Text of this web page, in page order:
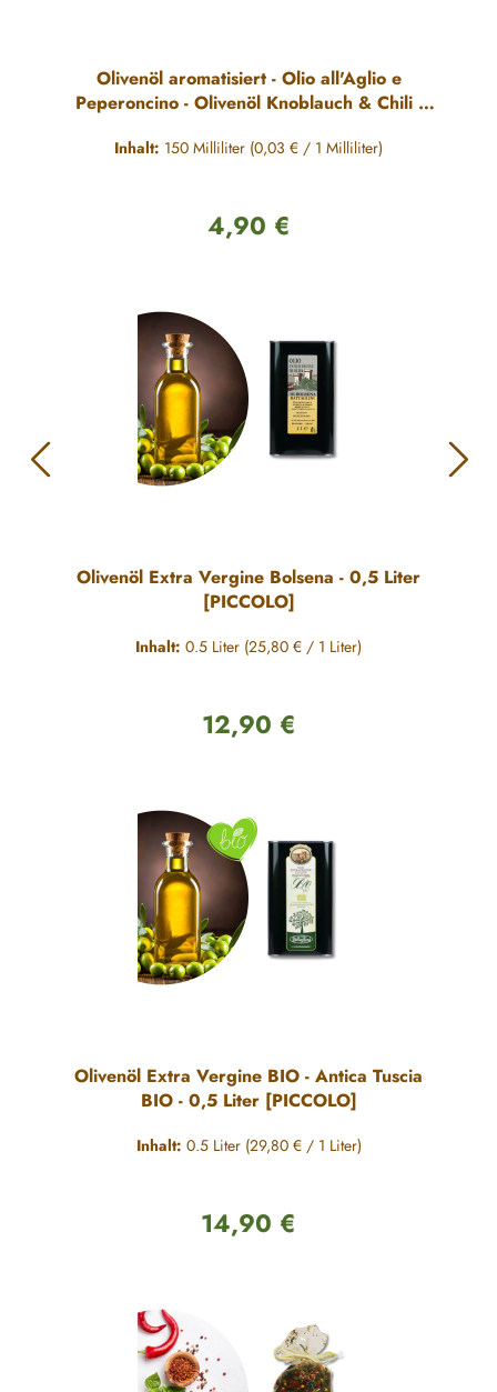
Olivenöl aromatisiert - Olio all'Aglio e
Peperoncino - Olivenöl Knoblauch & Chili -
Inhalt: 150 Milliliter (0,03 € / 1 Milliliter)
Regulärer Preis:
4,90 €
Olivenöl Extra Vergine Bolsena - 0,5 Liter
[PICCOLO]
Inhalt: 0.5 Liter (25,80 € / 1 Liter)
Regulärer Preis:
12,90 €
Olivenöl Extra Vergine BIO - Antica Tuscia
BIO - 0,5 Liter [PICCOLO]
Inhalt: 0.5 Liter (29,80 € / 1 Liter)
Regulärer Preis:
14,90 €